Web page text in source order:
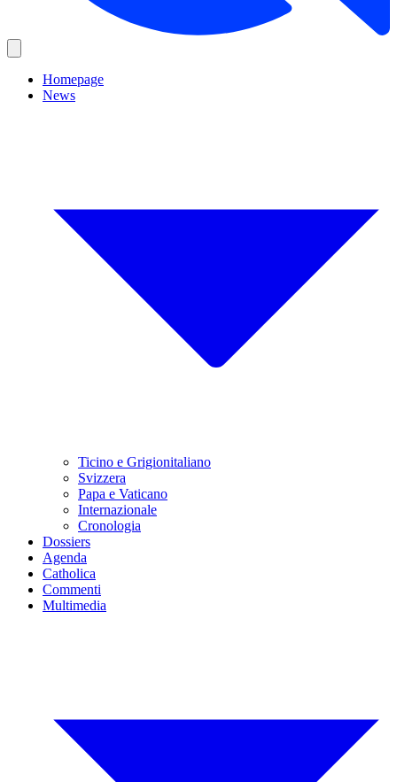
Homepage
News
Ticino e Grigionitaliano
Svizzera
Papa e Vaticano
Internazionale
Cronologia
Dossiers
Agenda
Catholica
Commenti
Multimedia